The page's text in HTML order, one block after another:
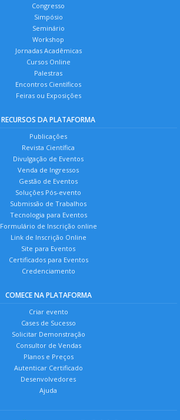
Congresso
Simpósio
Seminário
Workshop
Jornadas Acadêmicas
Cursos Online
Palestras
Encontros Científicos
Feiras ou Exposições
RECURSOS DA PLATAFORMA
Publicações
Revista Científica
Divulgação de Eventos
Venda de Ingressos
Gestão de Eventos
Soluções Pós-evento
Submissão de Trabalhos
Tecnologia para Eventos
Formulário de Inscrição online
Link de Inscrição Online
Site para Eventos
Certificados para Eventos
Credenciamento
COMECE NA PLATAFORMA
Criar evento
Cases de Sucesso
Solicitar Demonstração
Consultor de Vendas
Planos e Preços
Autenticar Certificado
Desenvolvedores
Ajuda